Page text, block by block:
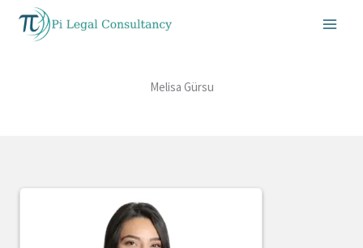
Melisa Gürsu